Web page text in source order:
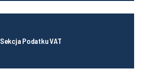
Sekcja Podatku VAT